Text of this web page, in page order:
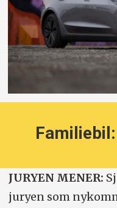
JURYEN MENER:
juryen som